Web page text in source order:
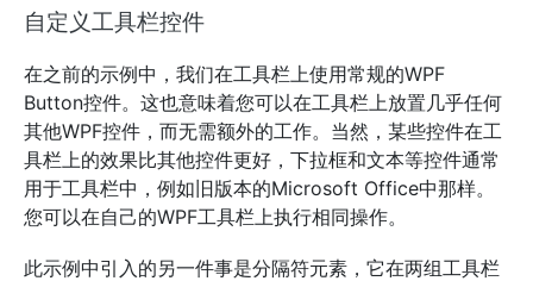
自定义工具栏控件
在之前的示例中，我们在工具栏上使用常规的WPF
Button控件。这也意味着您可以在工具栏上放置几乎任何
其他WPF控件，而无需额外的工作。当然，某些控件在工
具栏上的效果比其他控件更好，下拉框和文本等控件通常
用于工具栏中，例如旧版本的Microsoft Office中那样。
您可以在自己的WPF工具栏上执行相同操作。
此示例中引入的另一件事是分隔符元素，它在两组工具栏